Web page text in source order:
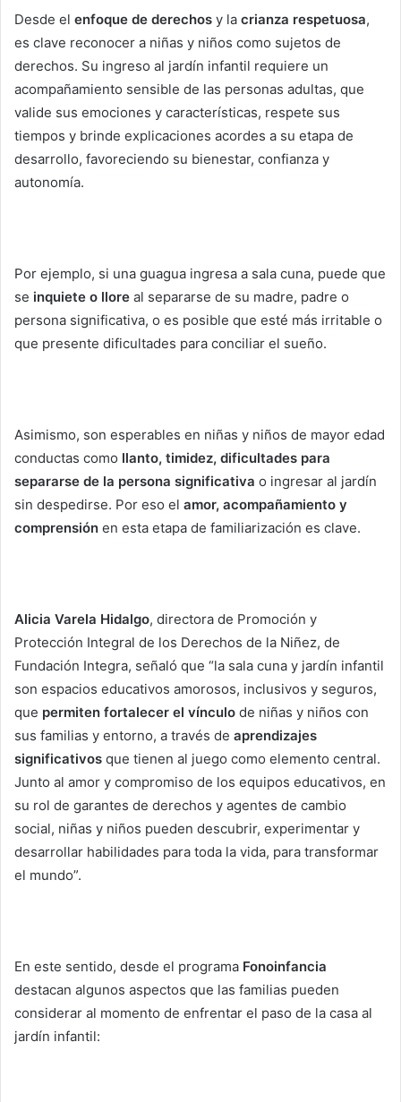
Desde el enfoque de derechos y la crianza respetuosa,
es clave reconocer a niñas y niños como sujetos de
derechos. Su ingreso al jardín infantil requiere un
acompañamiento sensible de las personas adultas, que
valide sus emociones y características, respete sus
tiempos y brinde explicaciones acordes a su etapa de
desarrollo, favoreciendo su bienestar, confianza y
autonomía.
Por ejemplo, si una guagua ingresa a sala cuna, puede que
se inquiete o llore al separarse de su madre, padre o
persona significativa, o es posible que esté más irritable o
que presente dificultades para conciliar el sueño.
Asimismo, son esperables en niñas y niños de mayor edad
conductas como llanto, timidez, dificultades para
separarse de la persona significativa o ingresar al jardín
sin despedirse. Por eso el amor, acompañamiento y
comprensión en esta etapa de familiarización es clave.
Alicia Varela Hidalgo, directora de Promoción y
Protección Integral de los Derechos de la Niñez, de
Fundación Integra, señaló que “la sala cuna y jardín infantil
son espacios educativos amorosos, inclusivos y seguros,
que permiten fortalecer el vínculo de niñas y niños con
sus familias y entorno, a través de aprendizajes
significativos que tienen al juego como elemento central.
Junto al amor y compromiso de los equipos educativos, en
su rol de garantes de derechos y agentes de cambio
social, niñas y niños pueden descubrir, experimentar y
desarrollar habilidades para toda la vida, para transformar
el mundo”.
En este sentido, desde el programa Fonoinfancia
destacan algunos aspectos que las familias pueden
considerar al momento de enfrentar el paso de la casa al
jardín infantil: